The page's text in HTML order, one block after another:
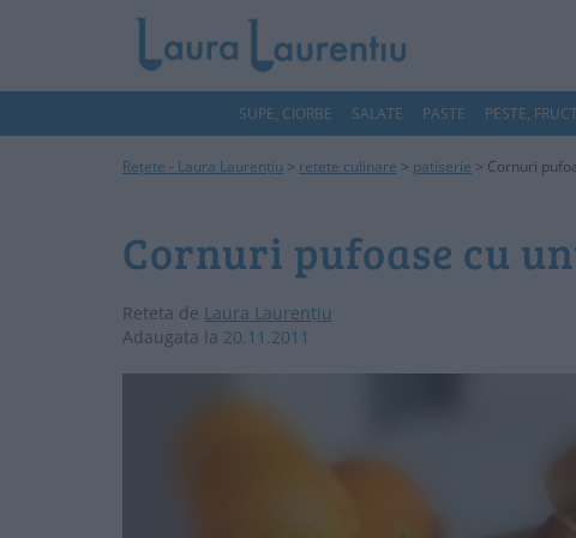
SUPE, CIORBE SALATE PASTE PESTE,
Rețete - Laura Laurențiu > retete culinare > patiserie > Cornuri
Cornuri pufoase cu
Reteta de Laura Laurențiu
Adaugata la 20.11.2011